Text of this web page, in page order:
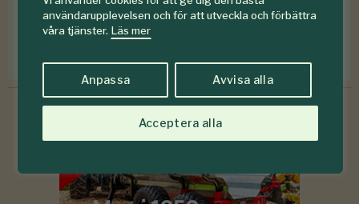
användarupplevelsen och för att utveckla och förbättra
våra tjänster. Läs mer
Anpassa Avvisa alla
Acceptera alla
Jag godkänner att Skogen lagrar mina personuppgifter.
Läs mer om hur vi behandlar personuppgifter